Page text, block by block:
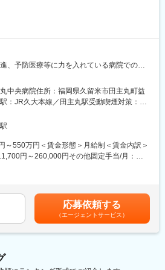
ョン利用
、業務適正に合わせて、専門性を発揮
～20日
土日祝)
時に付与、半日・時間単位での取得可）
出年金）
短勤務
、業務適正に合わせて、専門性を発揮
、予防医療等に力を入れている病院での薬
：00～17：00のみ対応※月15枚程度
り260枚程度
期病棟は常駐となります。その他病棟では、
をお任せいたします。
の院内ラウンド参加
ンス、委員会、TDM、ケモミキシング、院
回のミーティング
祝日の勤務や、遅出の勤務がございます。
中央病院住所：福岡県久留米市田主丸町益
：JR久大本線／田主丸駅受動喫煙対策：敷
～550万円＜賃金形態＞月給制＜賃金内訳＞
円～260,000円その他固定手当/月：
可能性があります。月給(月額)は固定手当を含
応募依頼する
（エージェントサービス）